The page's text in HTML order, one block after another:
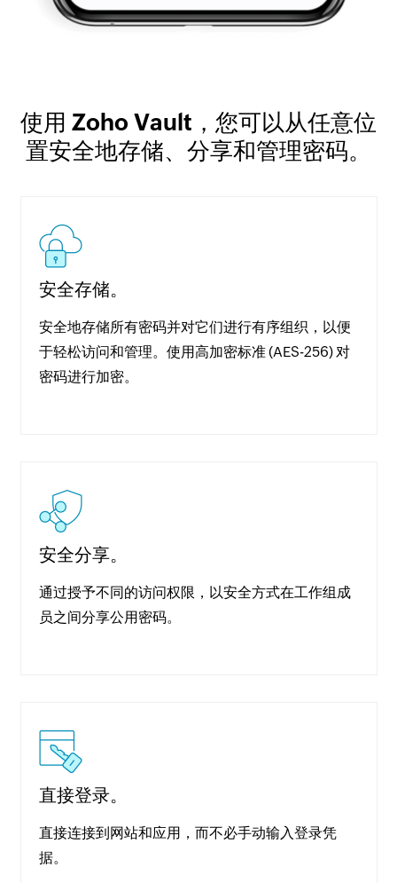
使用 Zoho Vault，您可以从任意位
置安全地存储、分享和管理密码。
安全存储。
安全地存储所有密码并对它们进行有序组织，以便
于轻松访问和管理。使用高加密标准 (AES-256) 对
密码进行加密。
安全分享。
通过授予不同的访问权限，以安全方式在工作组成
员之间分享公用密码。
直接登录。
直接连接到网站和应用，而不必手动输入登录凭
据。